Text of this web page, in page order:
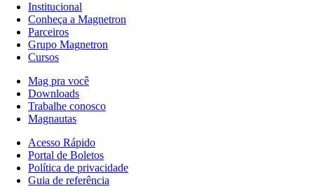
Institucional
Conheça a Magnetron
Parceiros
Grupo Magnetron
Cursos
Mag pra você
Downloads
Trabalhe conosco
Magnautas
Acesso Rápido
Portal de Boletos
Política de privacidade
Guia de referência